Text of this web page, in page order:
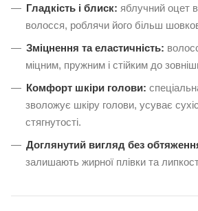
Гладкість і блиск: яблучний оцет
волосся, роблячи його більш
Зміцнення та еластичність:
міцним, пружним і стійким до
Комфорт шкіри голови:
зволожує шкіру голови, усуває
стягнутості.
Доглянутий вигляд без
залишають жирної плівки та